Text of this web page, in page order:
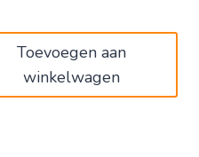
Toevoegen aan
winkelwagen